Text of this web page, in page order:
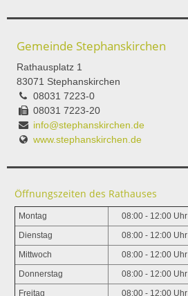
Gemeinde Stephanskirchen
Rathausplatz 1
83071 Stephanskirchen
08031 7223-0
08031 7223-20
info@stephanskirchen.de
www.stephanskirchen.de
Öffnungszeiten des Rathauses
Montag 08:00 - 12:00 Uhr
Dienstag 08:00 - 12:00 Uhr
Mittwoch 08:00 - 12:00 Uhr
Donnerstag 08:00 - 12:00 Uhr
Freitag 08:00 - 12:00 Uhr